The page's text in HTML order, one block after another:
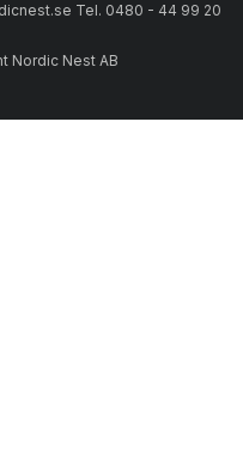
Tel. 0480 - 44 99 20
Nordic Nest AB